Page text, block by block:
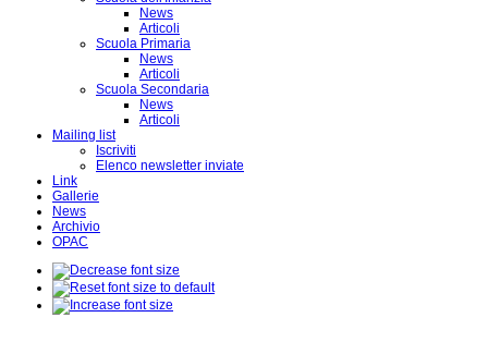
News
Articoli
Scuola Primaria
News
Articoli
Scuola Secondaria
News
Articoli
Mailing list
Iscriviti
Elenco newsletter inviate
Link
Gallerie
News
Archivio
OPAC